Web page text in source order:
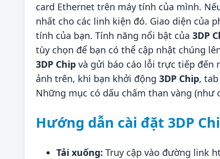
card Ethernet trên máy tính của mình.
nhất cho các linh kiện đó. Giao diện của
tính của bạn. Tính năng nổi bật của 3DP
tùy chọn để bạn có thể cập nhật chúng
3DP Chip và gửi báo cáo lỗi trực tiếp đến
ảnh trên, khi bạn khởi động 3DP Chip,
Những mục có dấu chấm than vàng
Hướng dẫn cài đặt 3DP
Tải xuống: Truy cập vào đường link